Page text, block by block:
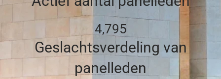
4,795
Geslachtsverdeling van
panelleden